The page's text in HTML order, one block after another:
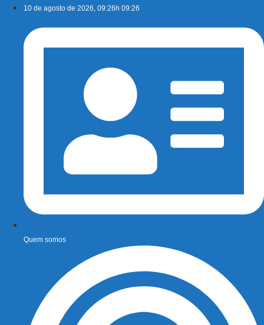
conteúdo
10 de agosto de 2026, 09:26h 09:26
Quem somos